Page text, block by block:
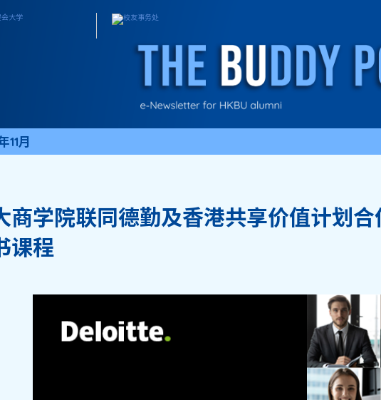
11月
商学院联同德勤及香港共享价值计划
课程